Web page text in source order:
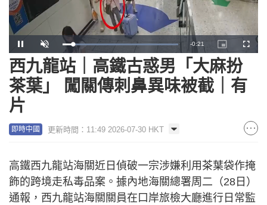
Pause Unmute Loaded:
100.00%
Remaining
Time
-0:20
Picture-
in-
Picture
西九龍站｜高鐵古惑男「大麻扮
茶葉」 闖關傳刺鼻異味被截｜有
片
即時中國 更新時間：11:49 2026-07-30 HKT
高鐵西九龍站海關近日偵破一宗涉嫌利用茶葉袋作掩
飾的跨境走私毒品案。據內地海關總署周二（28日）
通報，西九龍站海關關員在口岸旅檢大廳進行日常監